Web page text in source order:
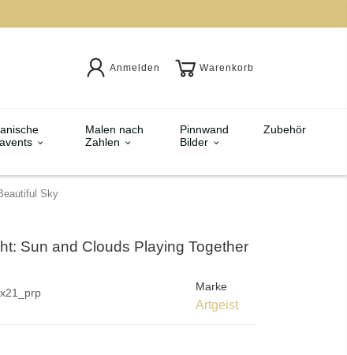
Anmelden Warenkorb
Malen nach
Zahlen
Pinnwand
Bilder
Zubehör
Sky
Sun and Clouds Playing Together
Marke
Artgeist